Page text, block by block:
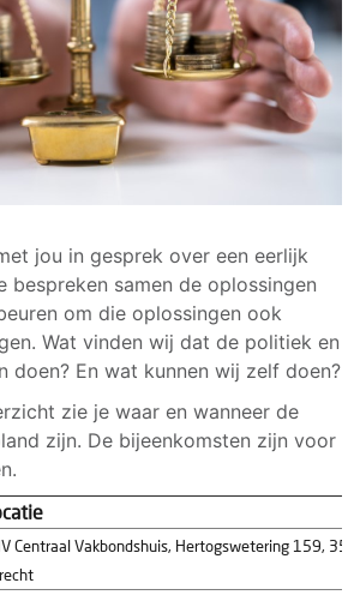
jou in gesprek over een eerlijk
bespreken samen de oplossingen
om die oplossingen ook
Wat vinden wij dat de politiek en
doen? En wat kunnen wij zelf doen?
zie je waar en wanneer de
zijn. De bijeenkomsten zijn voor
Centraal Vakbondshuis, Hertogswetering 159,